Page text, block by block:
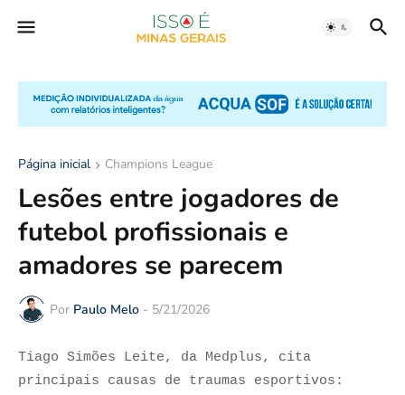
Página inicial Champions League
Lesões entre jogadores de
futebol profissionais e
amadores se parecem
Por Paulo Melo - 5/21/2026
Tiago Simões Leite, da Medplus, cita
principais causas de traumas esportivos: